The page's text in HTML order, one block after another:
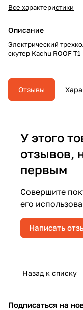
Все характеристики
Описание
Электрический
скутер Kachu ROOF T1
Отзывы
У этого
отзывов,
первым
Совершите
его
Написать
Назад к списку
Подписаться на